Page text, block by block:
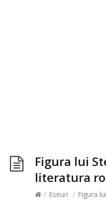
Figura lui
literatura
/ Eseuri / Figura